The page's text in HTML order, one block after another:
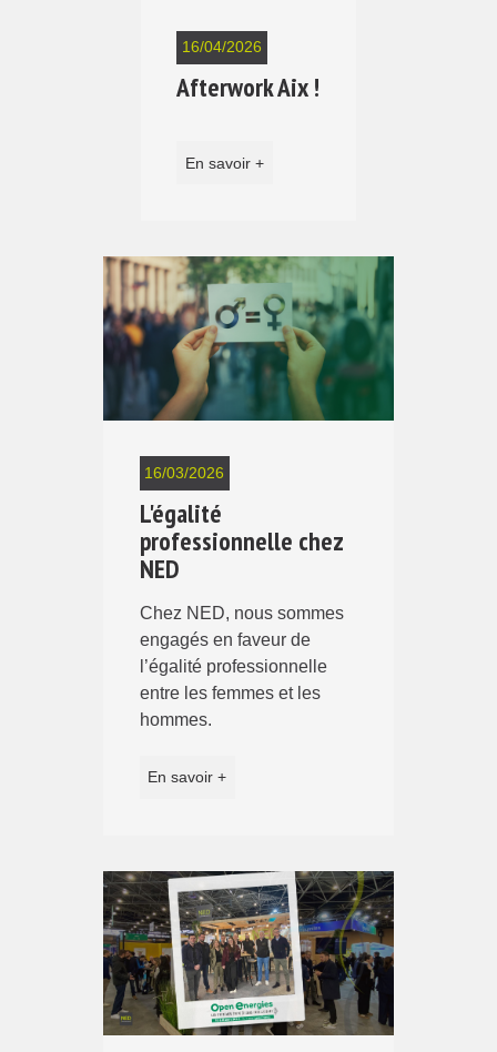
16/04/2026
Afterwork Aix !
En savoir +
16/03/2026
L'égalité
professionnelle chez
NED
Chez NED, nous sommes
engagés en faveur de
l’égalité professionnelle
entre les femmes et les
hommes.
En savoir +